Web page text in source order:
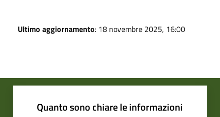
Ultimo aggiornamento: 18 novembre 2025, 16:00
Quanto sono chiare le informazioni